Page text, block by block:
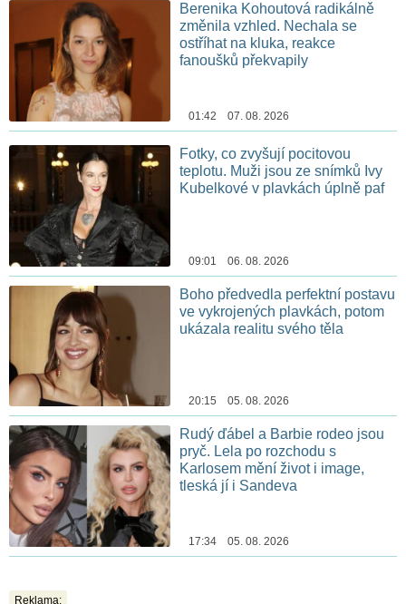
Berenika Kohoutová radikálně
změnila vzhled. Nechala se
ostříhat na kluka, reakce
fanoušků překvapily
01:42 07. 08. 2026
Fotky, co zvyšují pocitovou
teplotu. Muži jsou ze snímků Ivy
Kubelkové v plavkách úplně paf
09:01 06. 08. 2026
Boho předvedla perfektní postavu
ve vykrojených plavkách, potom
ukázala realitu svého těla
20:15 05. 08. 2026
Rudý ďábel a Barbie rodeo jsou
pryč. Lela po rozchodu s
Karlosem mění život i image,
tleská jí i Sandeva
17:34 05. 08. 2026
Reklama: